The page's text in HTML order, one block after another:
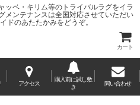
ッベ・キリム等のトライバルラグをイラ
メンテナンスは全国対応させていただい
ドのあたたかみをどうぞ。
カート
アクセス
購入前に試し敷
き
問い合わせ